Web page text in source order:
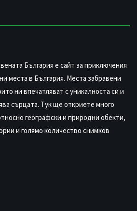
България е сайт за приключения
места в България. Места забравени
ни впечатляват с уникалноста си и
сърцата. Тук ще откриете много
географски и природни обекти,
и голямо количество снимков